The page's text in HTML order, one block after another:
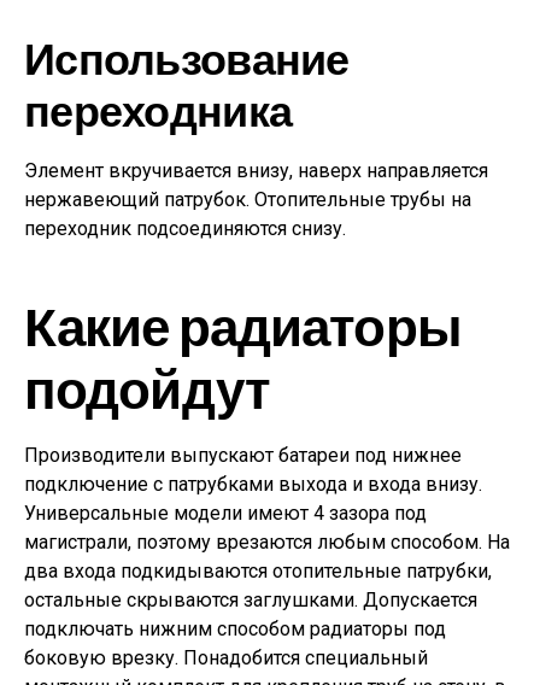
Использование
переходника
Элемент вкручивается внизу, наверх направляется
нержавеющий патрубок. Отопительные трубы на
переходник подсоединяются снизу.
Какие радиаторы
подойдут
Производители выпускают батареи под нижнее
подключение с патрубками выхода и входа внизу.
Универсальные модели имеют 4 зазора под
магистрали, поэтому врезаются любым способом. На
два входа подкидываются отопительные патрубки,
остальные скрываются заглушками. Допускается
подключать нижним способом радиаторы под
боковую врезку. Понадобится специальный